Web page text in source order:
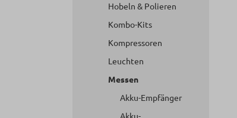
Hobeln & Polieren
Kombo-Kits
Kompressoren
Leuchten
Messen
Akku-Empfänger
Akku-